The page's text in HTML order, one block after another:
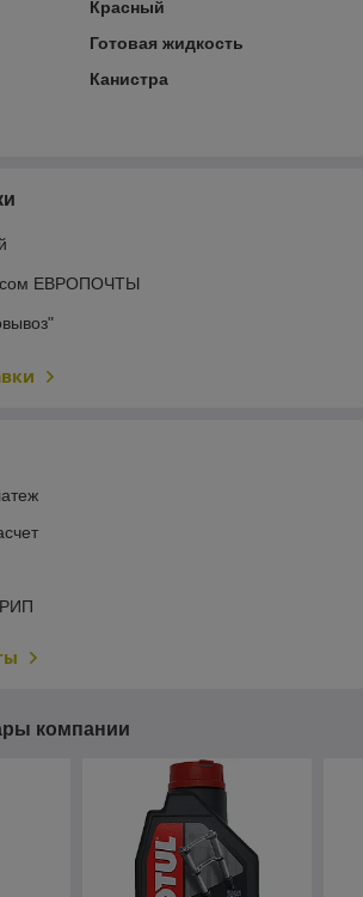
Красный
Готовая жидкость
Канистра
ЕВРОПОЧТЫ
компании